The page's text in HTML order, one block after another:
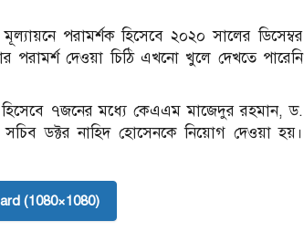
পরামর্শক হিসেবে ২০২০ সালের ডিসেম্বর
পরামর্শ দেওয়া চিঠি এখনো খুলে দেখতে পারেনি
হিসেবে ৭জনের মধ্যে কেএএম মাজেদুর রহমান, ড.
সচিব ডক্টর নাহিদ হোসেনকে নিয়োগ দেওয়া হয়।
(1080×1080)